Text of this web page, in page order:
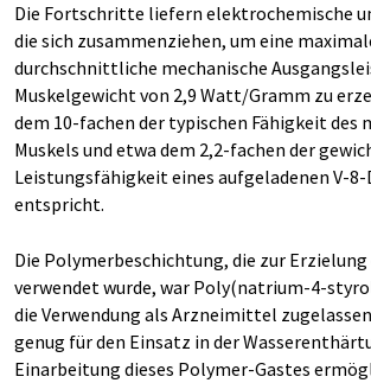
Die Fortschritte liefern elektrochemische
die sich zusammenziehen, um eine
durchschnittliche mechanische
Muskelgewicht von 2,9 Watt/Gramm zu
dem 10-fachen der typischen Fähigkeit des
Muskels und etwa dem 2,2-fachen der
Leistungsfähigkeit eines aufgeladenen V-
entspricht.
Die Polymerbeschichtung, die zur Erzielung
verwendet wurde, war Poly(natrium-4-
die Verwendung als Arzneimittel
genug für den Einsatz in der
Einarbeitung dieses Polymer-Gastes